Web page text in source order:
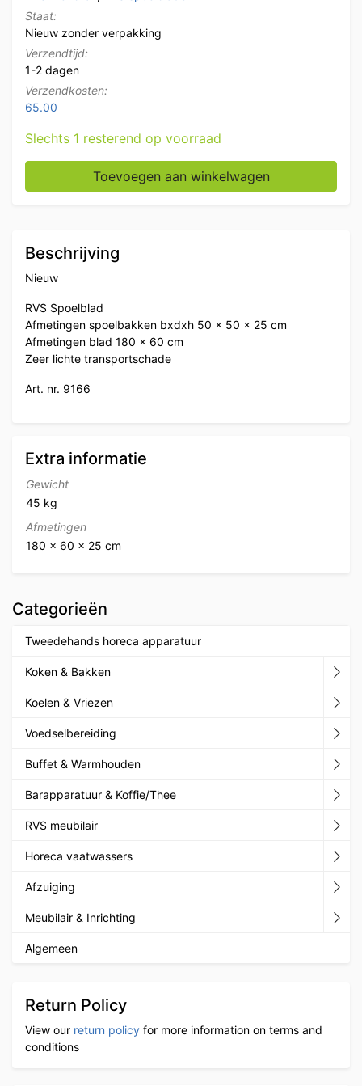
Staat:
Nieuw zonder verpakking
Verzendtijd:
1-2 dagen
Verzendkosten:
65.00
Slechts 1 resterend op voorraad
RVS Spoelblad Dubbele spoelbakken 180 x 60 cm
Toevoegen aan winkelwagen
Beschrijving
Nieuw
RVS Spoelblad
Afmetingen spoelbakken bxdxh 50 x 50 x 25 cm
Afmetingen blad 180 x 60 cm
Zeer lichte transportschade
Art. nr. 9166
Extra informatie
Gewicht
45 kg
Afmetingen
180 × 60 × 25 cm
Categorieën
Tweedehands horeca apparatuur
Koken & Bakken
Koelen & Vriezen
Voedselbereiding
Buffet & Warmhouden
Barapparatuur & Koffie/Thee
RVS meubilair
Horeca vaatwassers
Afzuiging
Meubilair & Inrichting
Algemeen
Return Policy
View our return policy for more information on terms and
conditions